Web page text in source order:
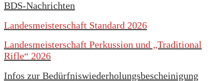
BDS-Nachrichten
Landesmeisterschaft Standard 2026
Landesmeisterschaft Perkussion und „Traditional
Rifle“ 2026
Infos zur Bedürfniswiederholungsbescheinigung